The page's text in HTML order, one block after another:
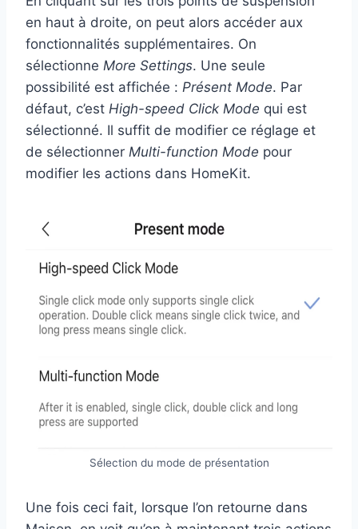
en haut à droite, on peut alors accéder aux
fonctionnalités supplémentaires. On
sélectionne More Settings. Une seule
possibilité est affichée : Présent Mode. Par
défaut, c’est High-speed Click Mode qui est
sélectionné. Il suffit de modifier ce réglage et
de sélectionner Multi-function Mode pour
modifier les actions dans HomeKit.
Sélection du mode de présentation
Une fois ceci fait, lorsque l’on retourne dans